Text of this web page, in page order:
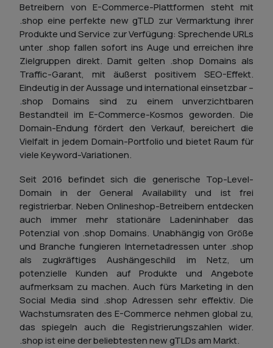
Betreibern von E-Commerce-Plattformen steht mit
.shop eine perfekte new gTLD zur Vermarktung ihrer
Produkte und Service zur Verfügung: Sprechende URLs
unter .shop fallen sofort ins Auge und erreichen ihre
Zielgruppen direkt. Damit gelten .shop Domains als
Traffic-Garant, mit äußerst positivem SEO-Effekt.
Eindeutig in der Aussage und international einsetzbar –
.shop Domains sind zu einem unverzichtbaren
Bestandteil im E-Commerce-Kosmos geworden. Die
Domain-Endung fördert den Verkauf, bereichert die
Vielfalt in jedem Domain-Portfolio und bietet Raum für
viele Keyword-Variationen.
Seit 2016 befindet sich die generische Top-Level-
Domain in der General Availability und ist frei
registrierbar. Neben Onlineshop-Betreibern entdecken
auch immer mehr stationäre Ladeninhaber das
Potenzial von .shop Domains. Unabhängig von Größe
und Branche fungieren Internetadressen unter .shop
als zugkräftiges Aushängeschild im Netz, um
potenzielle Kunden auf Produkte und Angebote
aufmerksam zu machen. Auch fürs Marketing in den
Social Media sind .shop Adressen sehr effektiv. Die
Wachstumsraten des E-Commerce nehmen global zu,
das spiegeln auch die Registrierungszahlen wider.
.shop ist eine der beliebtesten new gTLDs am Markt.